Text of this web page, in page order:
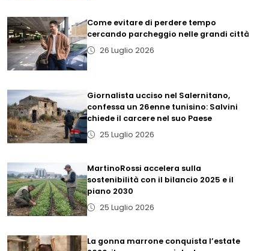
Come evitare di perdere tempo
cercando parcheggio nelle grandi città
26 Luglio 2026
Giornalista ucciso nel Salernitano,
confessa un 26enne tunisino: Salvini
chiede il carcere nel suo Paese
25 Luglio 2026
MartinoRossi accelera sulla
sostenibilità con il bilancio 2025 e il
piano 2030
25 Luglio 2026
La gonna marrone conquista l’estate